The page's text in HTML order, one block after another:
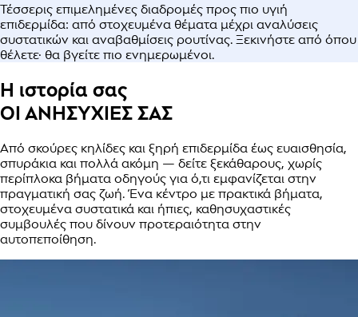
Τέσσερις επιμελημένες διαδρομές προς πιο υγιή
επιδερμίδα: από στοχευμένα θέματα μέχρι αναλύσεις
συστατικών και αναβαθμίσεις ρουτίνας. Ξεκινήστε από όπου
θέλετε· θα βγείτε πιο ενημερωμένοι.
Η ιστορία σας
ΟΙ ΑΝΗΣΥΧΙΕΣ ΣΑΣ
Από σκούρες κηλίδες και ξηρή επιδερμίδα έως ευαισθησία,
σπυράκια και πολλά ακόμη — δείτε ξεκάθαρους, χωρίς
περίπλοκα βήματα οδηγούς για ό,τι εμφανίζεται στην
πραγματική σας ζωή. Ένα κέντρο με πρακτικά βήματα,
στοχευμένα συστατικά και ήπιες, καθησυχαστικές
συμβουλές που δίνουν προτεραιότητα στην
αυτοπεποίθηση.